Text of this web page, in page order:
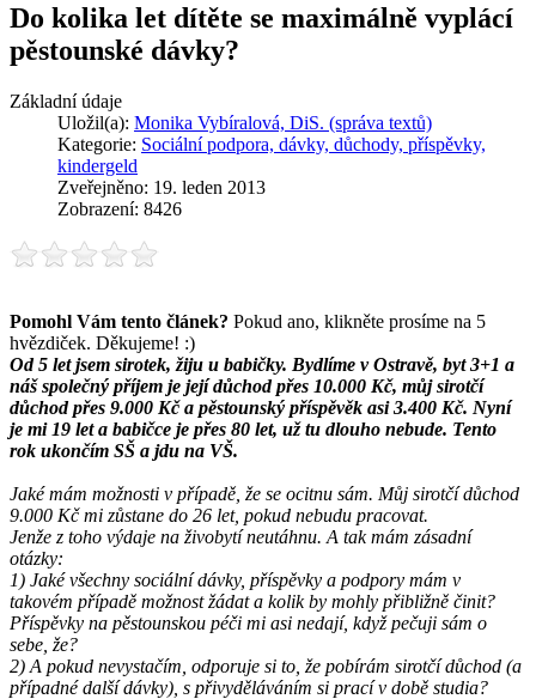
Do kolika let dítěte se maximálně vyplácí
pěstounské dávky?
Základní údaje
Uložil(a): Monika Vybíralová, DiS. (správa textů)
Kategorie: Sociální podpora, dávky, důchody, příspěvky,
kindergeld
Zveřejněno: 19. leden 2013
Zobrazení: 8426
Pomohl Vám tento článek? Pokud ano, klikněte prosíme na 5
hvězdiček. Děkujeme! :)
Od 5 let jsem sirotek, žiju u babičky. Bydlíme v Ostravě, byt 3+1 a
náš společný příjem je její důchod přes 10.000 Kč, můj sirotčí
důchod přes 9.000 Kč a pěstounský příspěvěk asi 3.400 Kč. Nyní
je mi 19 let a babičce je přes 80 let, už tu dlouho nebude. Tento
rok ukončím SŠ a jdu na VŠ.
Jaké mám možnosti v případě, že se ocitnu sám. Můj sirotčí důchod
9.000 Kč mi zůstane do 26 let, pokud nebudu pracovat.
Jenže z toho výdaje na živobytí neutáhnu. A tak mám zásadní
otázky:
1) Jaké všechny sociální dávky, příspěvky a podpory mám v
takovém případě možnost žádat a kolik by mohly přibližně činit?
Příspěvky na pěstounskou péči mi asi nedají, když pečuji sám o
sebe, že?
2) A pokud nevystačím, odporuje si to, že pobírám sirotčí důchod (a
případné další dávky), s přivyděláváním si prací v době studia?